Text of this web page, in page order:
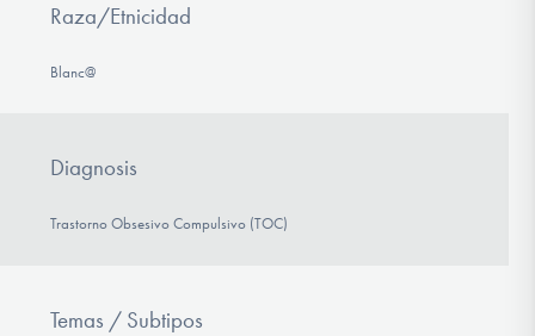
Raza/Etnicidad
Blanc@
Diagnosis
Trastorno Obsesivo Compulsivo (TOC)
Temas / Subtipos